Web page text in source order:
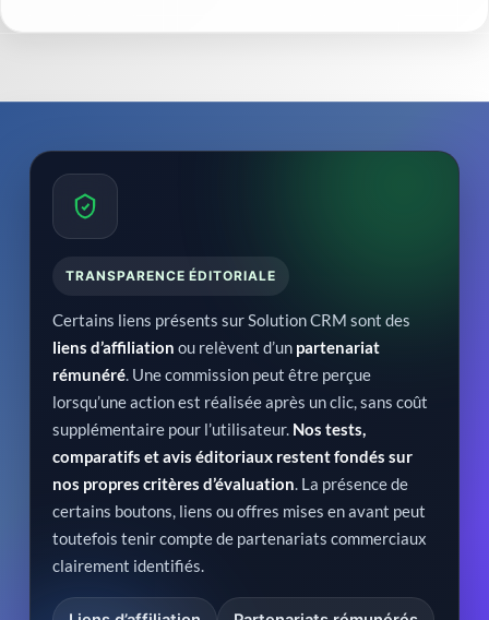
TRANSPARENCE ÉDITORIALE
Certains liens présents sur Solution CRM sont des
liens d’affiliation ou relèvent d’un partenariat
rémunéré. Une commission peut être perçue
lorsqu’une action est réalisée après un clic, sans coût
supplémentaire pour l’utilisateur. Nos tests,
comparatifs et avis éditoriaux restent fondés sur
nos propres critères d’évaluation. La présence de
certains boutons, liens ou offres mises en avant peut
toutefois tenir compte de partenariats commerciaux
clairement identifiés.